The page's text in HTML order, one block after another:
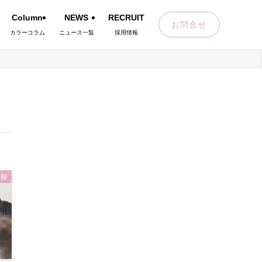
Column
カラーコラム
NEWS
ニュース一覧
RECRUIT
採用情報
お問合せ